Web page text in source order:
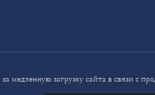
медленную загрузку сайта в связи с